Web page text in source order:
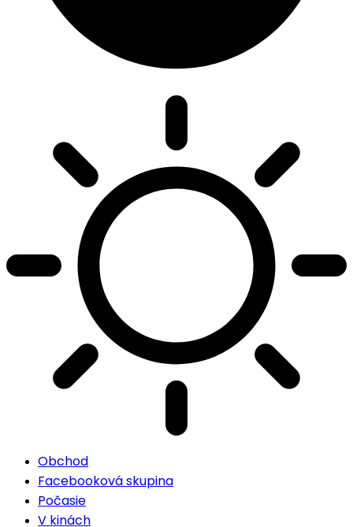
Obchod
Facebooková skupina
Počasie
V kinách